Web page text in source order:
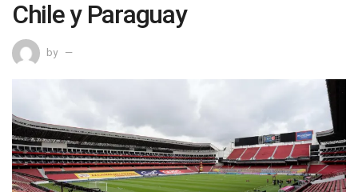
Chile y Paraguay
by